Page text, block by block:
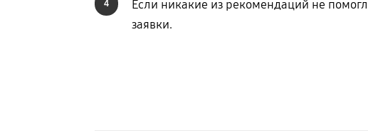
4
Если никакие из рекомендаций не
заявки.